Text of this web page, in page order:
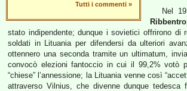
Tutti i commenti »
Nel
stato indipendente; dunque i sovietici offrirono
soldati in Lituania per difendersi da ulteriori
ottennero una seconda tramite un ultimatum,
convocò elezioni fantoccio in cui il 99,2% votò
“chiese” l’annessione; la Lituania venne così
attraverso Vilnius, che divenne dunque